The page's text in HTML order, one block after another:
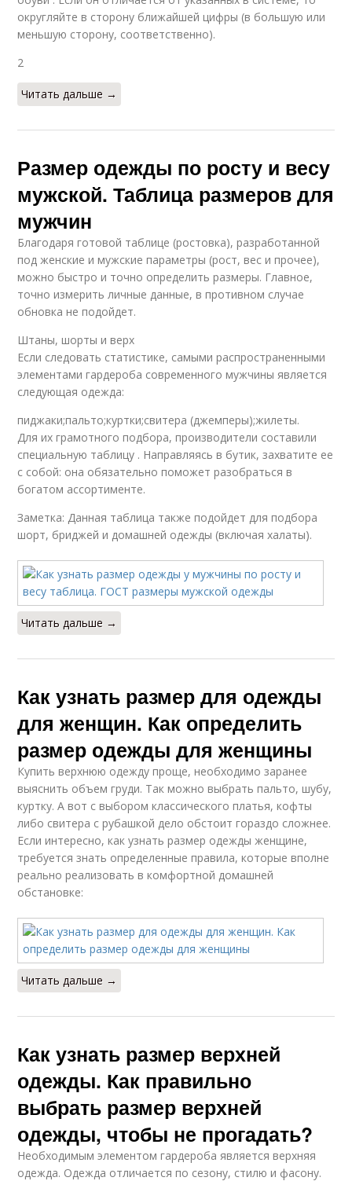
округляйте в сторону ближайшей цифры (в большую или
меньшую сторону, соответственно).
2
Читать дальше →
Размер одежды по росту и весу
мужской. Таблица размеров для
мужчин
Благодаря готовой таблице (ростовка), разработанной
под женские и мужские параметры (рост, вес и прочее),
можно быстро и точно определить размеры. Главное,
точно измерить личные данные, в противном случае
обновка не подойдет.
Штаны, шорты и верх
Если следовать статистике, самыми распространенными
элементами гардероба современного мужчины является
следующая одежда:
пиджаки;пальто;куртки;свитера (джемперы);жилеты.
Для их грамотного подбора, производители составили
специальную таблицу . Направляясь в бутик, захватите ее
с собой: она обязательно поможет разобраться в
богатом ассортименте.
Заметка: Данная таблица также подойдет для подбора
шорт, бриджей и домашней одежды (включая халаты).
Читать дальше →
Как узнать размер для одежды
для женщин. Как определить
размер одежды для женщины
Купить верхнюю одежду проще, необходимо заранее
выяснить объем груди. Так можно выбрать пальто, шубу,
куртку. А вот с выбором классического платья, кофты
либо свитера с рубашкой дело обстоит гораздо сложнее.
Если интересно, как узнать размер одежды женщине,
требуется знать определенные правила, которые вполне
реально реализовать в комфортной домашней
обстановке:
Читать дальше →
Как узнать размер верхней
одежды. Как правильно
выбрать размер верхней
одежды, чтобы не прогадать?
Необходимым элементом гардероба является верхняя
одежда. Одежда отличается по сезону, стилю и фасону.